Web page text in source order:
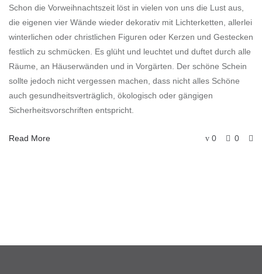
Schon die Vorweihnachtszeit löst in vielen von uns die Lust aus,
die eigenen vier Wände wieder dekorativ mit Lichterketten, allerlei
winterlichen oder christlichen Figuren oder Kerzen und Gestecken
festlich zu schmücken. Es glüht und leuchtet und duftet durch alle
Räume, an Häuserwänden und in Vorgärten. Der schöne Schein
sollte jedoch nicht vergessen machen, dass nicht alles Schöne
auch gesundheitsverträglich, ökologisch oder gängigen
Sicherheitsvorschriften entspricht.
Read More 0 0